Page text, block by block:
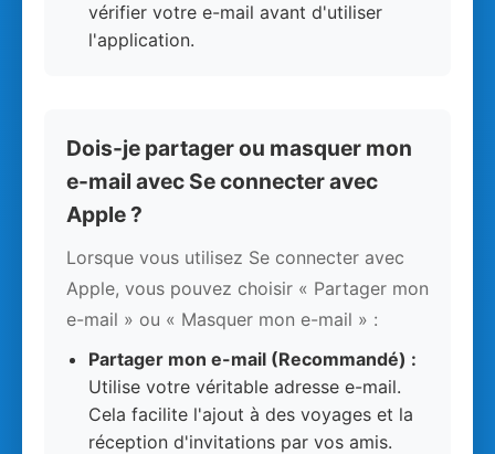
vérifier votre e-mail avant d'utiliser
l'application.
Dois-je partager ou masquer mon
e-mail avec Se connecter avec
Apple ?
Lorsque vous utilisez Se connecter avec
Apple, vous pouvez choisir « Partager mon
e-mail » ou « Masquer mon e-mail » :
Partager mon e-mail (Recommandé) :
Utilise votre véritable adresse e-mail.
Cela facilite l'ajout à des voyages et la
réception d'invitations par vos amis.